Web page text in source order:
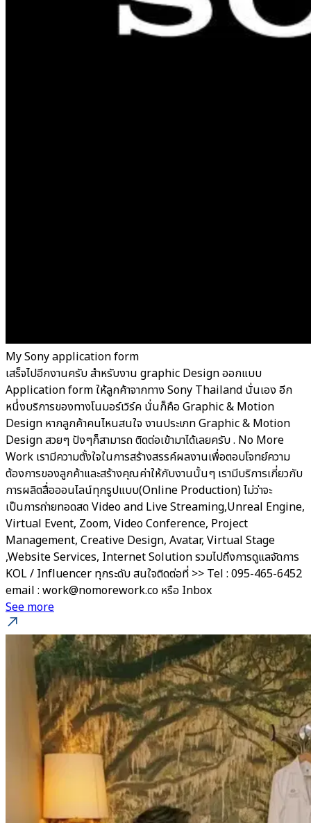
My Sony application form
เสร็จไปอีกงานครับ สำหรับงาน graphic Design ออกแบบ
Application form ให้ลูกค้าจากทาง Sony Thailand นั่นเอง อีก
หนึ่งบริการของทางโนมอร์เวิร์ค นั่นก็คือ Graphic & Motion
Design หากลูกค้าคนไหนสนใจ งานประเภท Graphic & Motion
Design สวยๆ ปังๆก็สามารถ ติดต่อเข้ามาได้เลยครับ . No More
Work เรามีความตั้งใจในการสร้างสรรค์ผลงานเพื่อตอบโจทย์ความ
ต้องการของลูกค้าและสร้างคุณค่าให้กับงานนั้นๆ เรามีบริการเกี่ยวกับ
การผลิตสื่อออนไลน์ทุกรูปแบบ(Online Production) ไม่ว่าจะ
เป็นการถ่ายทอดสด Video and Live Streaming,Unreal Engine,
Virtual Event, Zoom, Video Conference, Project
Management, Creative Design, Avatar, Virtual Stage
,Website Services, Internet Solution รวมไปถึงการดูแลจัดการ
KOL / Influencer ทุกระดับ สนใจติดต่อที่ >> Tel : 095-465-6452
email : work@nomorework.co หรือ Inbox
See more